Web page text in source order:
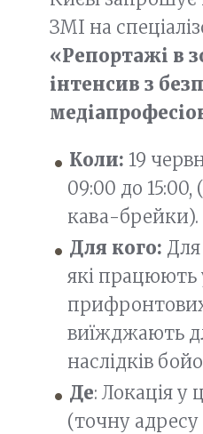
ЗМІ на
«Репортажі в
інтенсив з
Коли: 19
09:00 до 15:00,
кава-брейки).
Для кого: Для
які працюють
виїжджають
наслідків
Де: Локація у
(точну адресу